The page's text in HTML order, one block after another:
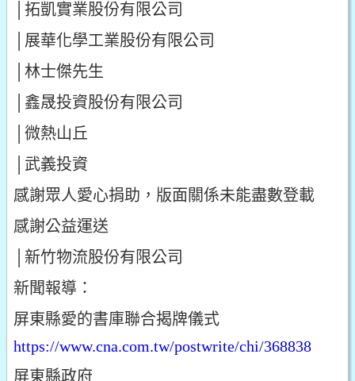
│拓凱實業股份有限公司
│展華化學工業股份有限公司
│林士傑先生
│鑫晟投資股份有限公司
│微熱山丘
│武義投資
感謝眾人愛心捐助，版面關係未能盡數登載
感謝公益運送
│新竹物流股份有限公司
新聞報導：
屏東縣愛的書庫聯合揭牌儀式
https://www.cna.com.tw/postwrite/chi/368838
屏東縣政府